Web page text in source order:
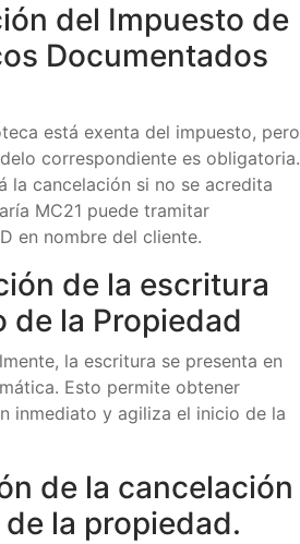
del Impuesto de
Documentados
está exenta del impuesto, pero
correspondiente es obligatoria.
la cancelación si no se acredita
MC21 puede tramitar
en nombre del cliente.
de la escritura
de la Propiedad
la escritura se presenta en
Esto permite obtener
inmediato y agiliza el inicio de la
de la cancelación
la propiedad.